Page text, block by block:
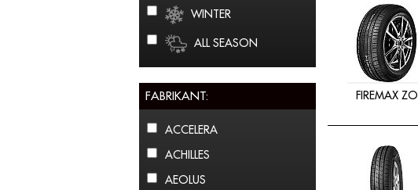
WINTER
ALL SEASON
FABRIKANT:
ACCELERA
ACHILLES
AEOLUS
FIREMAX ZO